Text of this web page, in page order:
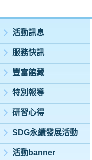
:::
活動訊息
服務快訊
豐富館藏
特別報導
研習心得
SDG永續發展活動
活動banner